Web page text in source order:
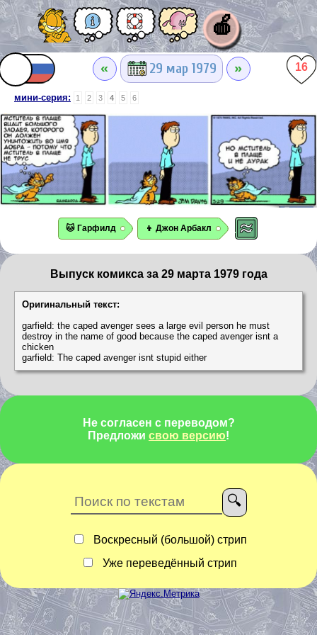
🍎
« 29 мар 1979 » 16
мини-серия: 1 2 3 4 5 6
🐱 Гарфилд 👦 Джон Арбакл
Выпуск комикса за 29 марта 1979 года
Оригинальный текст:
garfield: the caped avenger sees a large evil person he must
destroy in the name of good because the caped avenger isnt a
chicken
garfield: The caped avenger isnt stupid either
Не согласен с переводом?
Предложи свою версию!
Воскресный (большой) стрип
Уже переведённый стрип